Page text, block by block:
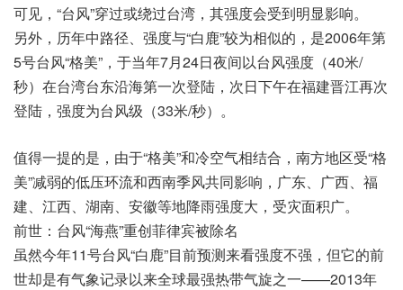
可见，“台风”穿过或绕过台湾，其强度会受到明显影响。
另外，历年中路径、强度与“白鹿”较为相似的，是2006年第
5号台风“格美”，于当年7月24日夜间以台风强度（40米/
秒）在台湾台东沿海第一次登陆，次日下午在福建晋江再次
登陆，强度为台风级（33米/秒）。
值得一提的是，由于“格美”和冷空气相结合，南方地区受“格
美”减弱的低压环流和西南季风共同影响，广东、广西、福
建、江西、湖南、安徽等地降雨强度大，受灾面积广。
前世：台风“海燕”重创菲律宾被除名
虽然今年11号台风“白鹿”目前预测来看强度不强，但它的前
世却是有气象记录以来全球最强热带气旋之一——2013年